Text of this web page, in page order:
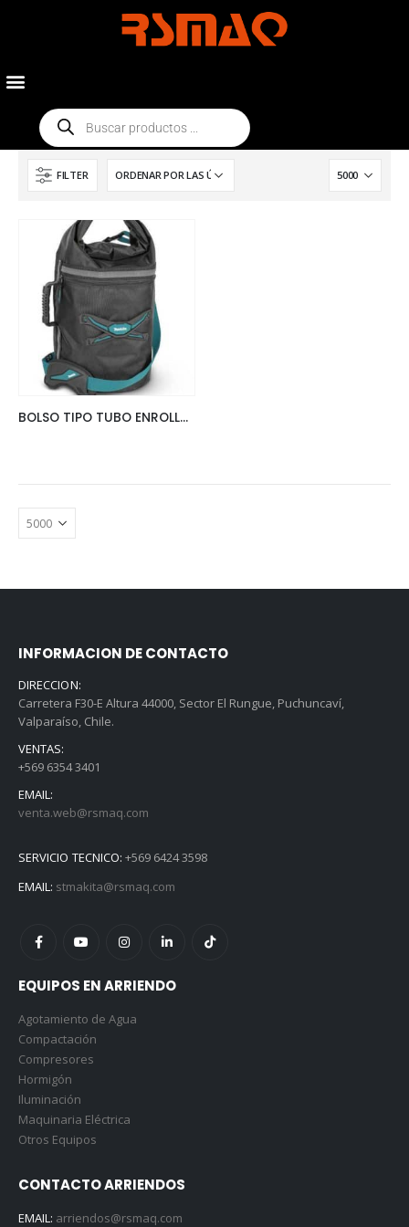
FILTER
BOLSO TIPO TUBO ENROLLABLE
INFORMACION DE CONTACTO
DIRECCION:
Carretera F30-E Altura 44000, Sector El Rungue, Puchuncaví,
Valparaíso, Chile.
VENTAS:
+569 6354 3401
EMAIL:
venta.web@rsmaq.com
SERVICIO TECNICO: +569 6424 3598
EMAIL: stmakita@rsmaq.com
EQUIPOS EN ARRIENDO
Agotamiento de Agua
Compactación
Compresores
Hormigón
Iluminación
Maquinaria Eléctrica
Otros Equipos
CONTACTO ARRIENDOS
EMAIL: arriendos@rsmaq.com